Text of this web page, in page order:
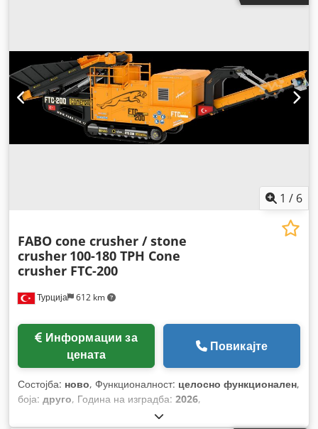
1 / 6
Турција 612 km
FABO cone crusher / stone
crusher 100-180 TPH Cone
crusher FTC-200
цената
Повикајте
Состојба: ново, Функционалност: целосно функционален,
боја: друго, Година на изградба: 2026,